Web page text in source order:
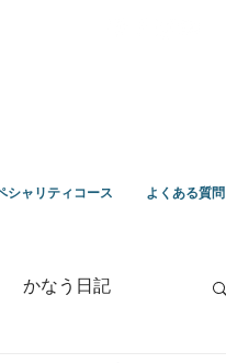
シャリティコース よくある質問
かなう日記